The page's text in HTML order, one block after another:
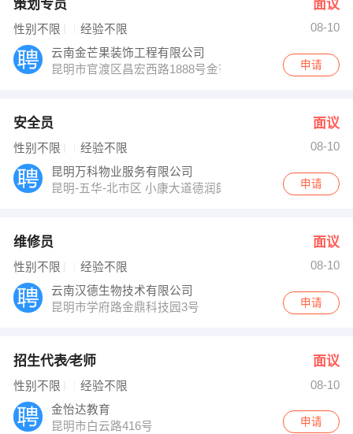
策划专员 面议
性别不限 经验不限
08-10
云南金芒果装饰工程有限公司
昆明市官渡区昌宏西路1888号金芒果设计文化产业园
申请
安全员 面议
性别不限 经验不限
08-10
昆明万科物业服务有限公司
昆明-五华-北市区 小康大道德润朗悦湾A座25楼
申请
维修员 面议
性别不限 经验不限
08-10
云南汉德生物技术有限公司
昆明市学府路金鼎科技园3号
申请
招生代表∕老师 面议
性别不限 经验不限
08-10
金怡达教育
昆明市白云路416号
申请